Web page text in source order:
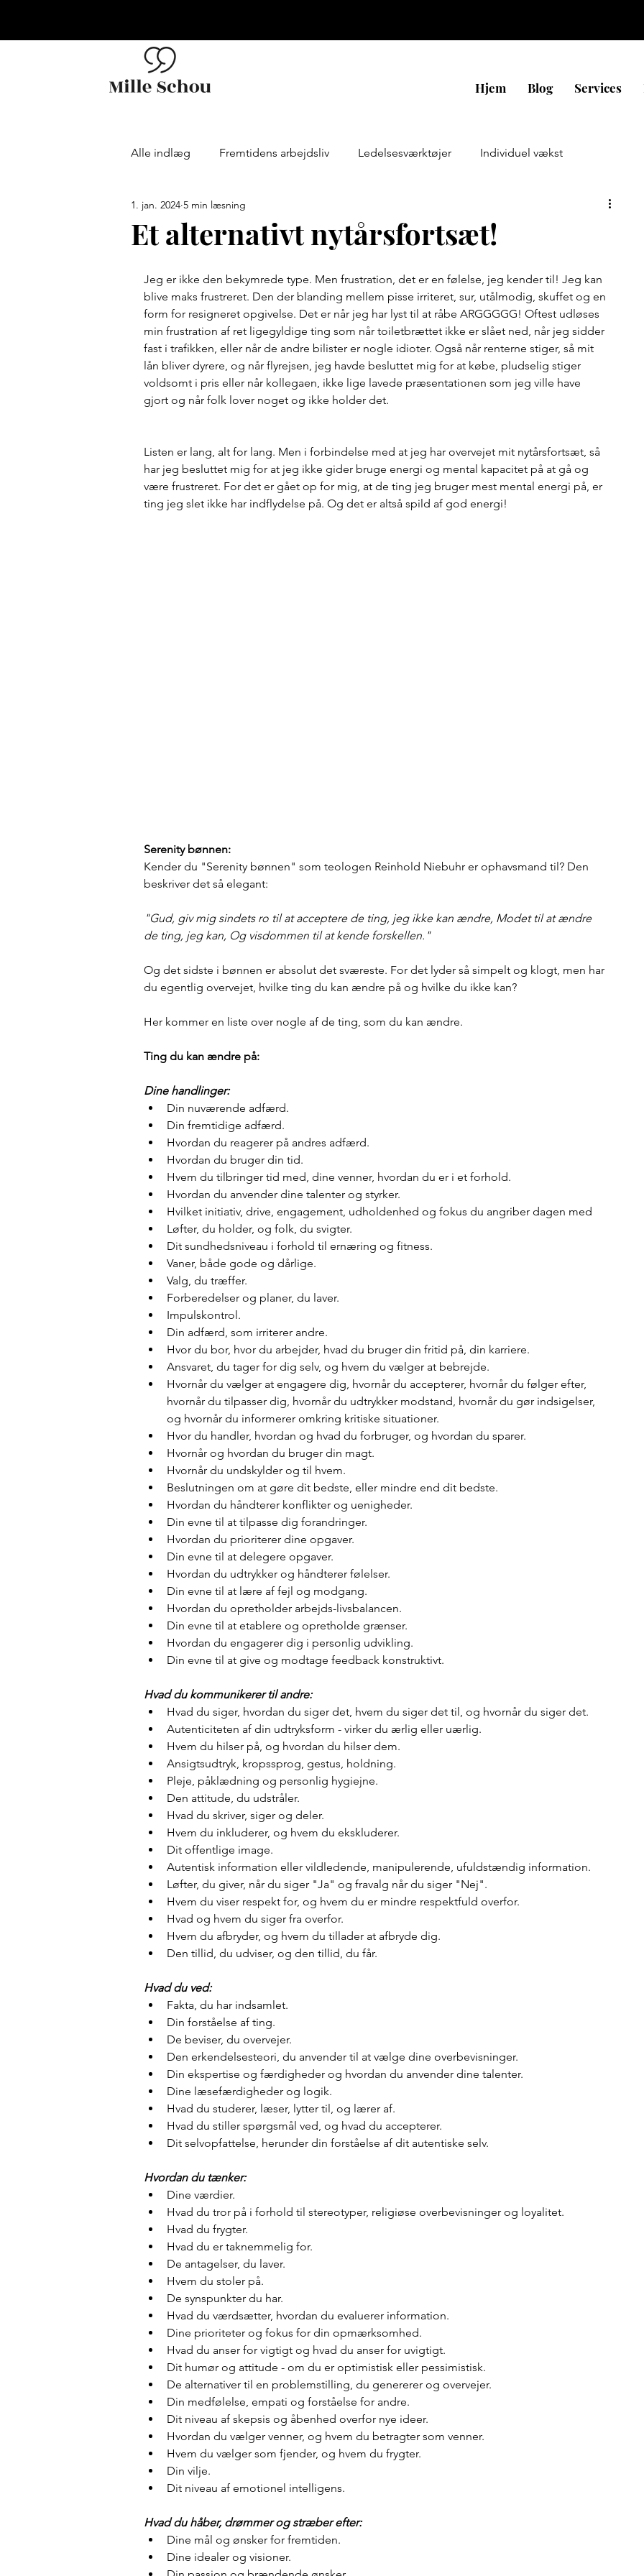
Hjem Blog Services
Alle indlæg Fremtidens arbejdsliv Ledelsesværktøjer Individuel vækst
Organisations kultur
Et alternativt nytårsfortsæt!
1. jan. 2024 5 min læsning
Jeg er ikke den bekymrede type. Men frustration, det er en følelse, jeg kender til! Jeg kan
blive maks frustreret. Den der blanding mellem pisse irriteret, sur, utålmodig, skuffet og en
form for resigneret opgivelse. Det er når jeg har lyst til at råbe ARGGGGG! Oftest udløses
min frustration af ret ligegyldige ting som når toiletbrættet ikke er slået ned, når jeg sidder
fast i trafikken, eller når de andre bilister er nogle idioter. Også når renterne stiger, så mit
lån bliver dyrere, og når flyrejsen, jeg havde besluttet mig for at købe, pludselig stiger
voldsomt i pris eller når kollegaen, ikke lige lavede præsentationen som jeg ville have
gjort og når folk lover noget og ikke holder det.
Listen er lang, alt for lang. Men i forbindelse med at jeg har overvejet mit nytårsfortsæt, så
har jeg besluttet mig for at jeg ikke gider bruge energi og mental kapacitet på at gå og
være frustreret. For det er gået op for mig, at de ting jeg bruger mest mental energi på, er
ting jeg slet ikke har indflydelse på. Og det er altså spild af god energi!
Serenity bønnen:
Kender du "Serenity bønnen" som teologen Reinhold Niebuhr er ophavsmand til? Den
beskriver det så elegant:
"Gud, giv mig sindets ro til at acceptere de ting, jeg ikke kan ændre, Modet til at ændre
de ting, jeg kan, Og visdommen til at kende forskellen."
Og det sidste i bønnen er absolut det sværeste. For det lyder så simpelt og klogt, men har
du egentlig overvejet, hvilke ting du kan ændre på og hvilke du ikke kan?
Her kommer en liste over nogle af de ting, som du kan ændre.
Ting du kan ændre på:
Dine handlinger:
Din nuværende adfærd.
Din fremtidige adfærd.
Hvordan du reagerer på andres adfærd.
Hvordan du bruger din tid.
Hvem du tilbringer tid med, dine venner, hvordan du er i et forhold.
Hvordan du anvender dine talenter og styrker.
Hvilket initiativ, drive, engagement, udholdenhed og fokus du angriber dagen med
Løfter, du holder, og folk, du svigter.
Dit sundhedsniveau i forhold til ernæring og fitness.
Vaner, både gode og dårlige.
Valg, du træffer.
Forberedelser og planer, du laver.
Impulskontrol.
Din adfærd, som irriterer andre.
Hvor du bor, hvor du arbejder, hvad du bruger din fritid på, din karriere.
Ansvaret, du tager for dig selv, og hvem du vælger at bebrejde.
Hvornår du vælger at engagere dig, hvornår du accepterer, hvornår du følger efter,
hvornår du tilpasser dig, hvornår du udtrykker modstand, hvornår du gør indsigelser,
og hvornår du informerer omkring kritiske situationer.
Hvor du handler, hvordan og hvad du forbruger, og hvordan du sparer.
Hvornår og hvordan du bruger din magt.
Hvornår du undskylder og til hvem.
Beslutningen om at gøre dit bedste, eller mindre end dit bedste.
Hvordan du håndterer konflikter og uenigheder.
Din evne til at tilpasse dig forandringer.
Hvordan du prioriterer dine opgaver.
Din evne til at delegere opgaver.
Hvordan du udtrykker og håndterer følelser.
Din evne til at lære af fejl og modgang.
Hvordan du opretholder arbejds-livsbalancen.
Din evne til at etablere og opretholde grænser.
Hvordan du engagerer dig i personlig udvikling.
Din evne til at give og modtage feedback konstruktivt.
Hvad du kommunikerer til andre:
Hvad du siger, hvordan du siger det, hvem du siger det til, og hvornår du siger det.
Autenticiteten af din udtryksform - virker du ærlig eller uærlig.
Hvem du hilser på, og hvordan du hilser dem.
Ansigtsudtryk, kropssprog, gestus, holdning.
Pleje, påklædning og personlig hygiejne.
Den attitude, du udstråler.
Hvad du skriver, siger og deler.
Hvem du inkluderer, og hvem du ekskluderer.
Dit offentlige image.
Autentisk information eller vildledende, manipulerende, ufuldstændig information.
Løfter, du giver, når du siger "Ja" og fravalg når du siger "Nej".
Hvem du viser respekt for, og hvem du er mindre respektfuld overfor.
Hvad og hvem du siger fra overfor.
Hvem du afbryder, og hvem du tillader at afbryde dig.
Den tillid, du udviser, og den tillid, du får.
Hvad du ved:
Fakta, du har indsamlet.
Din forståelse af ting.
De beviser, du overvejer.
Den erkendelsesteori, du anvender til at vælge dine overbevisninger.
Din ekspertise og færdigheder og hvordan du anvender dine talenter.
Dine læsefærdigheder og logik.
Hvad du studerer, læser, lytter til, og lærer af.
Hvad du stiller spørgsmål ved, og hvad du accepterer.
Dit selvopfattelse, herunder din forståelse af dit autentiske selv.
Hvordan du tænker:
Dine værdier.
Hvad du tror på i forhold til stereotyper, religiøse overbevisninger og loyalitet.
Hvad du frygter.
Hvad du er taknemmelig for.
De antagelser, du laver.
Hvem du stoler på.
De synspunkter du har.
Hvad du værdsætter, hvordan du evaluerer information.
Dine prioriteter og fokus for din opmærksomhed.
Hvad du anser for vigtigt og hvad du anser for uvigtigt.
Dit humør og attitude - om du er optimistisk eller pessimistisk.
De alternativer til en problemstilling, du genererer og overvejer.
Din medfølelse, empati og forståelse for andre.
Dit niveau af skepsis og åbenhed overfor nye ideer.
Hvordan du vælger venner, og hvem du betragter som venner.
Hvem du vælger som fjender, og hvem du frygter.
Din vilje.
Dit niveau af emotionel intelligens.
Hvad du håber, drømmer og stræber efter:
Dine mål og ønsker for fremtiden.
Dine idealer og visioner.